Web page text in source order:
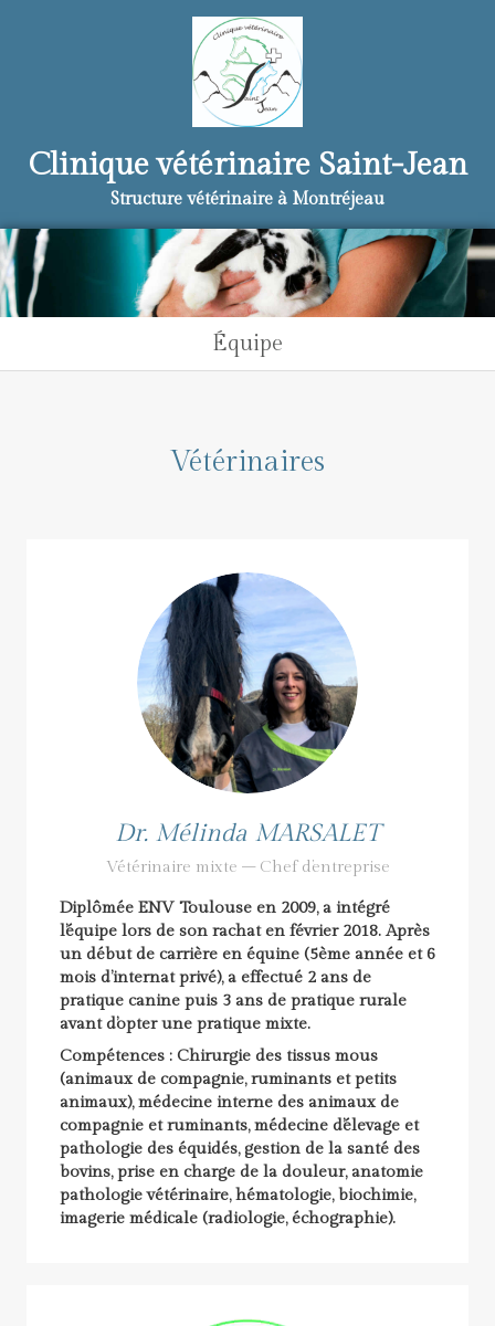
Clinique vétérinaire Saint-Jean
Structure vétérinaire à Montréjeau
Équipe
Vétérinaires
Dr. Mélinda MARSALET
Vétérinaire mixte – Chef d’entreprise
Diplômée ENV Toulouse en 2009, a intégré
l’équipe lors de son rachat en février 2018. Après
un début de carrière en équine (5ème année et 6
mois d’internat privé), a effectué 2 ans de
pratique canine puis 3 ans de pratique rurale
avant d’opter une pratique mixte.
Compétences : Chirurgie des tissus mous
(animaux de compagnie, ruminants et petits
animaux), médecine interne des animaux de
compagnie et ruminants, médecine d’élevage et
pathologie des équidés, gestion de la santé des
bovins, prise en charge de la douleur, anatomie
pathologie vétérinaire, hématologie, biochimie,
imagerie médicale (radiologie, échographie).